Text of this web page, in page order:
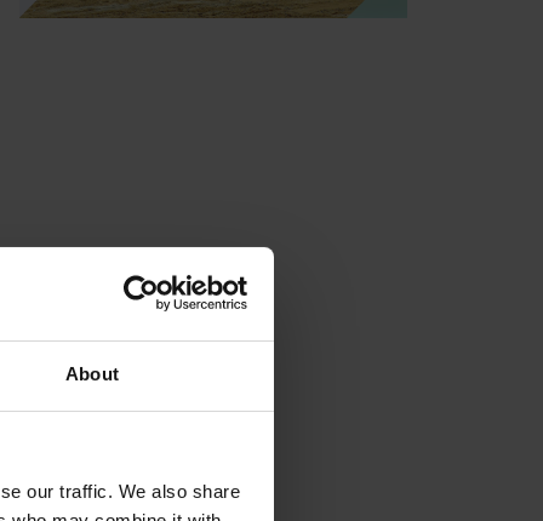
About
our traffic. We also share